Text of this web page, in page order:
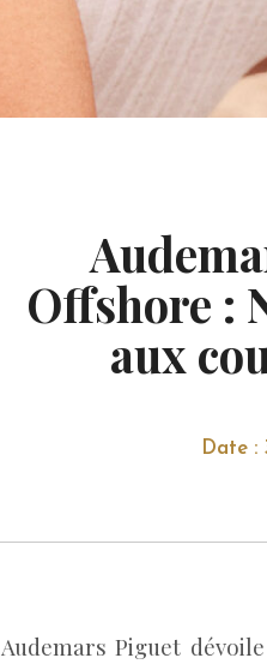
Offshore :
aux
Date :
Audemars Piguet